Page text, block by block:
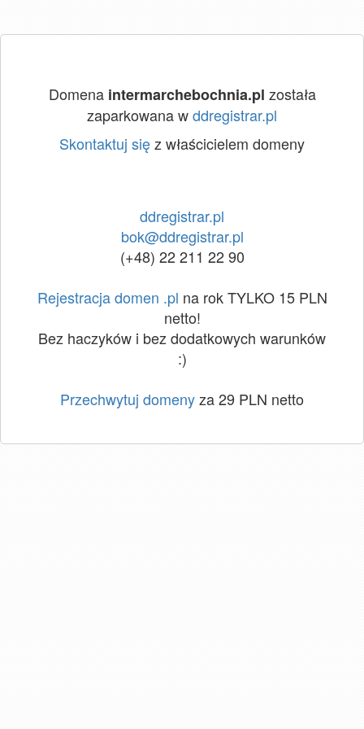
Domena intermarchebochnia.pl została
zaparkowana wddregistrar.pl
Skontaktuj sięz właścicielem domeny
ddregistrar.pl
bok@ddregistrar.pl
(+48) 22 211 22 90
Rejestracja domen .pl na rok TYLKO 15 PLN
netto!
Bez haczyków i bez dodatkowych warunków
:)
Przechwytuj domenyza 29 PLN netto